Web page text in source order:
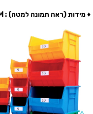
♦ מידות (ראה תמונה למטה) : D=280MM , W=140MM , H=130MM